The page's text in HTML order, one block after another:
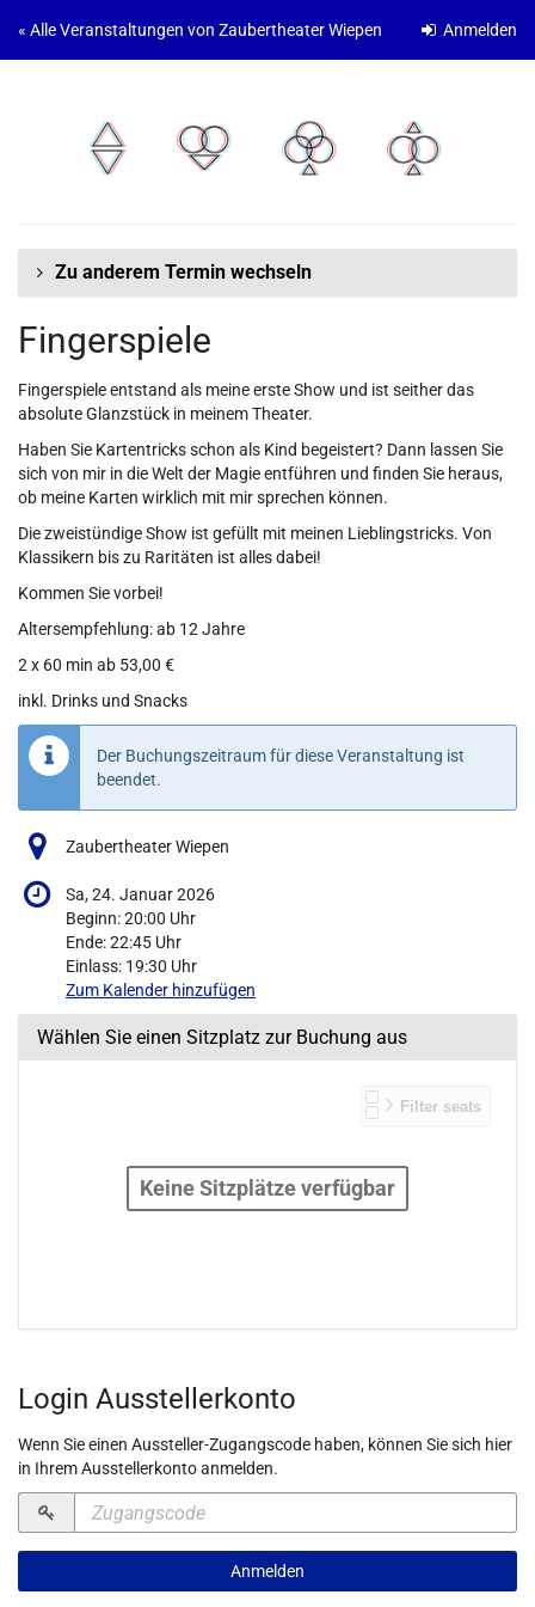
Zum
Anmelden
« Alle Veranstaltungen von Zaubertheater Wiepen
Zu anderem Termin wechseln
Fingerspiele
Fingerspiele entstand als meine erste Show und ist seither das
absolute Glanzstück in meinem Theater.
Haben Sie Kartentricks schon als Kind begeistert? Dann lassen Sie
sich von mir in die Welt der Magie entführen und finden Sie heraus,
ob meine Karten wirklich mit mir sprechen können.
Die zweistündige Show ist gefüllt mit meinen Lieblingstricks. Von
Klassikern bis zu Raritäten ist alles dabei!
Kommen Sie vorbei!
Altersempfehlung: ab 12 Jahre
2 x 60 min ab 53,00 €
inkl. Drinks und Snacks
Der Buchungszeitraum für diese Veranstaltung ist
beendet.
Zaubertheater Wiepen
Sa, 24. Januar 2026
Beginn:20:00 Uhr
Ende:22:45 Uhr
Einlass: 19:30 Uhr
Zum Kalender hinzufügen
Wählen Sie einen Sitzplatz zur Buchung aus
Keine Sitzplätze verfügbar
Login Ausstellerkonto
Wenn Sie einen Aussteller-Zugangscode haben, können Sie sich hier
in Ihrem Ausstellerkonto anmelden.
Zugangscode
erforderlich
Anmelden